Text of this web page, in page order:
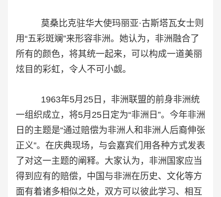
莫桑比克驻华大使玛丽亚·古斯塔瓦女士则
用“五彩斑斓”来形容非洲。她认为，非洲融合了
所有的颜色，将其统一起来，可以构成一道美丽
炫目的彩虹，令人不可小觑。
1963年5月25日，非洲联盟的前身非洲统
一组织成立，将5月25日定为“非洲日”。今年非洲
日的主题是“通过赔偿为非洲人和非洲人后裔伸张
正义”。在庆典现场，与会嘉宾们用各种方式发表
了对这一主题的阐释。大家认为，非洲国家应当
得到应有的赔偿，中国与非洲在历史、文化等方
面有着诸多相似之处，双方可以彼此学习、相互